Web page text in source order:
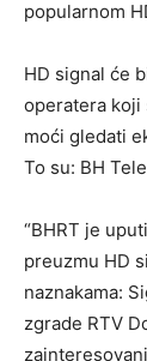
popularnom
HD signal će
operatera koji
moći gledati
To su: BH
“BHRT je
preuzmu HD
naznakama:
zgrade RTV